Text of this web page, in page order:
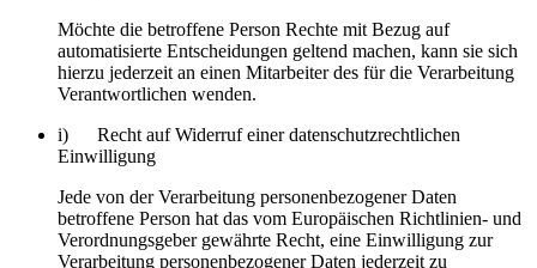
Möchte die betroffene Person Rechte mit Bezug auf
automatisierte Entscheidungen geltend machen, kann sie sich
hierzu jederzeit an einen Mitarbeiter des für die Verarbeitung
Verantwortlichen wenden.
i) Recht auf Widerruf einer datenschutzrechtlichen
Einwilligung
Jede von der Verarbeitung personenbezogener Daten
betroffene Person hat das vom Europäischen Richtlinien- und
Verordnungsgeber gewährte Recht, eine Einwilligung zur
Verarbeitung personenbezogener Daten jederzeit zu